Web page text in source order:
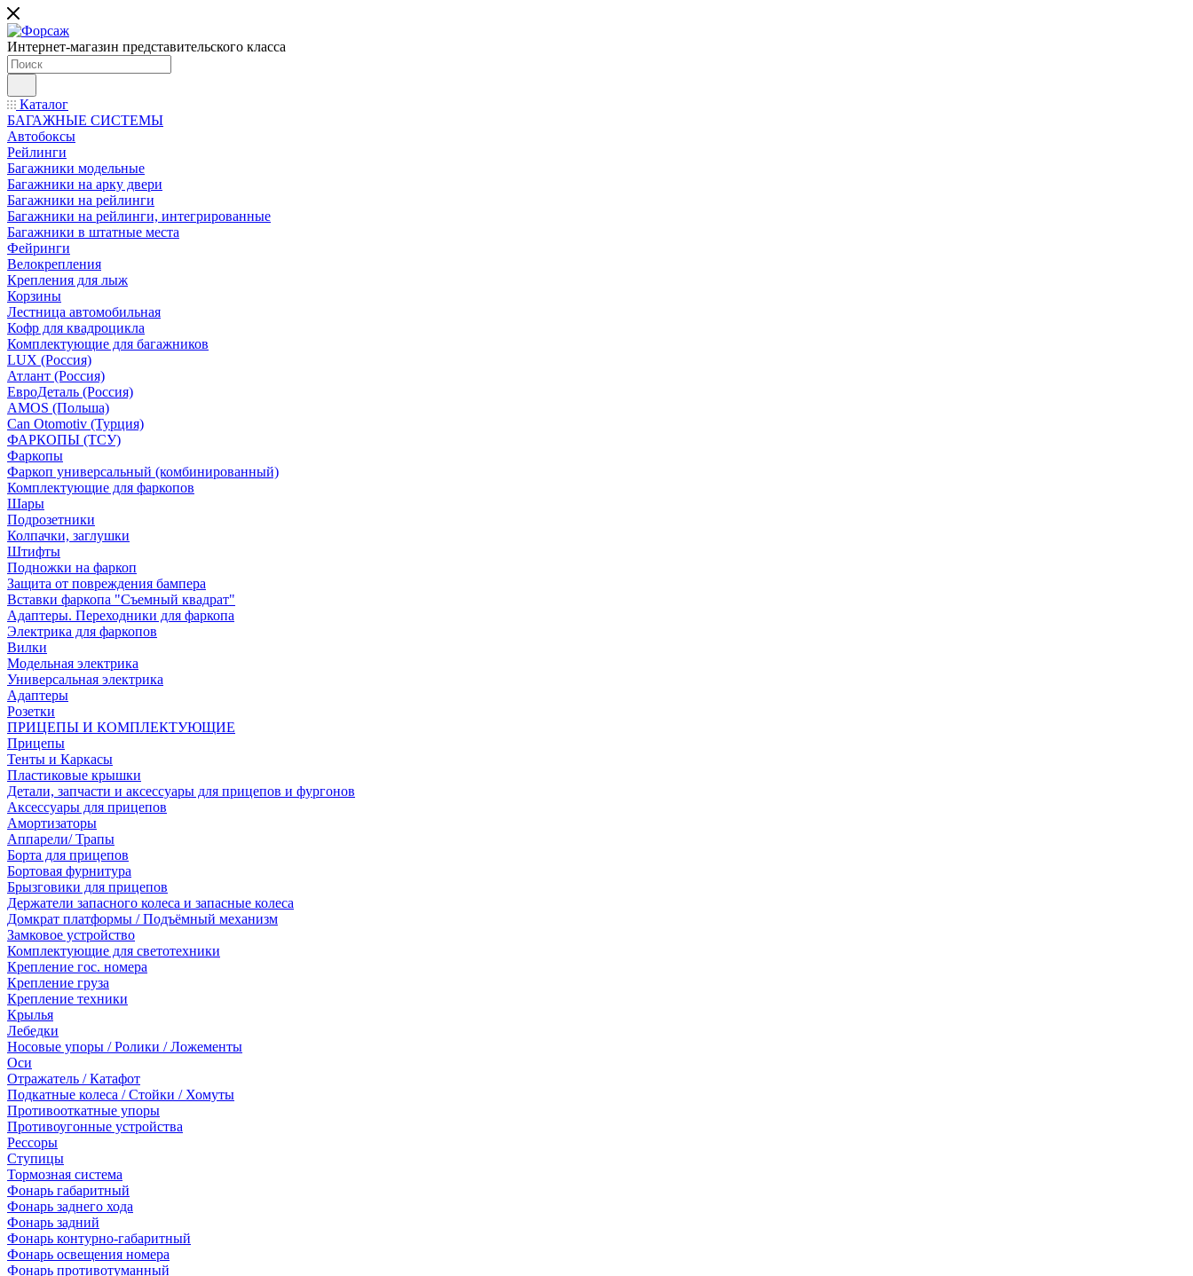
Интернет-магазин представительского класса
Каталог
БАГАЖНЫЕ СИСТЕМЫ
Автобоксы
Рейлинги
Багажники модельные
Багажники на арку двери
Багажники на рейлинги
Багажники на рейлинги, интегрированные
Багажники в штатные места
Фейринги
Велокрепления
Крепления для лыж
Корзины
Лестница автомобильная
Кофр для квадроцикла
Комплектующие для багажников
LUX (Россия)
Атлант (Россия)
ЕвроДеталь (Россия)
AMOS (Польша)
Can Otomotiv (Турция)
ФАРКОПЫ (ТСУ)
Фаркопы
Фаркоп универсальный (комбинированный)
Комплектующие для фаркопов
Шары
Подрозетники
Колпачки, заглушки
Штифты
Подножки на фаркоп
Защита от повреждения бампера
Вставки фаркопа "Съемный квадрат"
Адаптеры. Переходники для фаркопа
Электрика для фаркопов
Вилки
Модельная электрика
Универсальная электрика
Адаптеры
Розетки
ПРИЦЕПЫ И КОМПЛЕКТУЮЩИЕ
Прицепы
Тенты и Каркасы
Пластиковые крышки
Детали, запчасти и аксессуары для прицепов и фургонов
Аксессуары для прицепов
Амортизаторы
Аппарели/ Трапы
Борта для прицепов
Бортовая фурнитура
Брызговики для прицепов
Держатели запасного колеса и запасные колеса
Домкрат платформы / Подъёмный механизм
Замковое устройство
Комплектующие для светотехники
Крепление гос. номера
Крепление груза
Крепление техники
Крылья
Лебедки
Носовые упоры / Ролики / Ложементы
Оси
Отражатель / Катафот
Подкатные колеса / Стойки / Хомуты
Противооткатные упоры
Противоугонные устройства
Рессоры
Ступицы
Тормозная система
Фонарь габаритный
Фонарь заднего хода
Фонарь задний
Фонарь контурно-габаритный
Фонарь освещения номера
Фонарь противотуманный